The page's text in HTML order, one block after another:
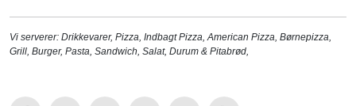
Vi serverer: Drikkevarer, Pizza, Indbagt Pizza,American Pizza, Børnepizza,
Grill, Burger, Pasta, Sandwich, Salat, Durum & Pitabrød,